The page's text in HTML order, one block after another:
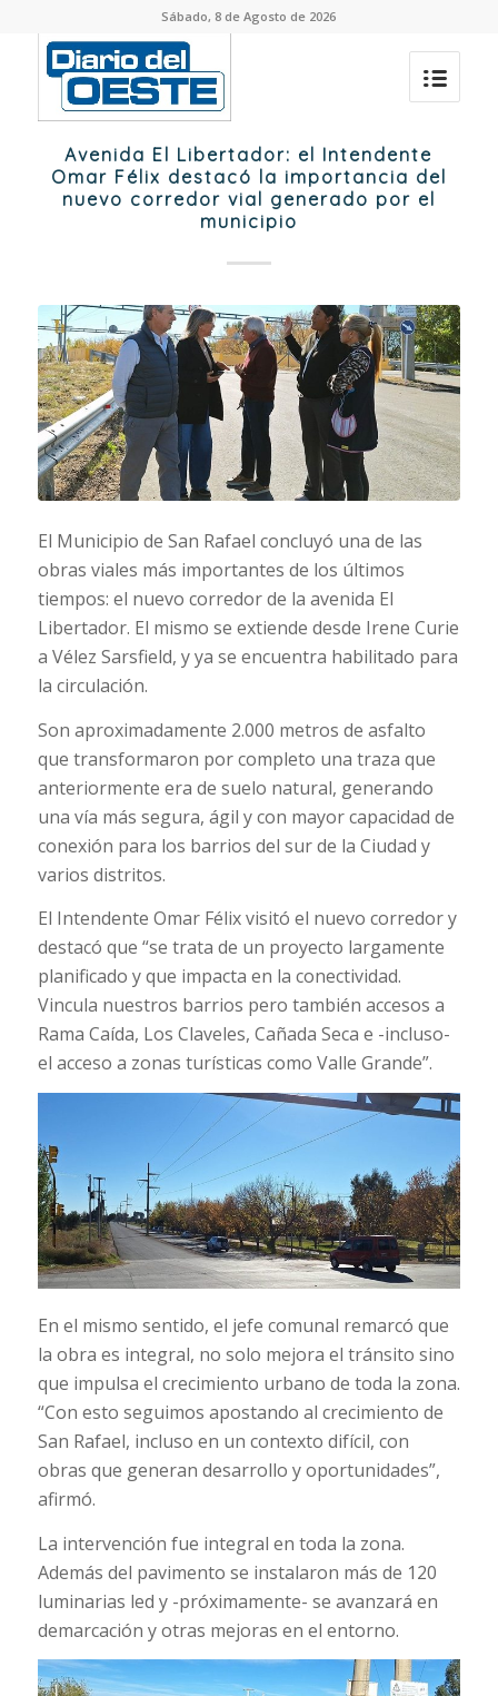
Sábado, 8 de Agosto de 2026
Avenida El Libertador: el Intendente
Omar Félix destacó la importancia del
nuevo corredor vial generado por el
municipio
El Municipio de San Rafael concluyó una de las
obras viales más importantes de los últimos
tiempos: el nuevo corredor de la avenida El
Libertador. El mismo se extiende desde Irene Curie
a Vélez Sarsfield, y ya se encuentra habilitado para
la circulación.
Son aproximadamente 2.000 metros de asfalto
que transformaron por completo una traza que
anteriormente era de suelo natural, generando
una vía más segura, ágil y con mayor capacidad de
conexión para los barrios del sur de la Ciudad y
varios distritos.
El Intendente Omar Félix visitó el nuevo corredor y
destacó que “se trata de un proyecto largamente
planificado y que impacta en la conectividad.
Vincula nuestros barrios pero también accesos a
Rama Caída, Los Claveles, Cañada Seca e -incluso-
el acceso a zonas turísticas como Valle Grande”.
En el mismo sentido, el jefe comunal remarcó que
la obra es integral, no solo mejora el tránsito sino
que impulsa el crecimiento urbano de toda la zona.
“Con esto seguimos apostando al crecimiento de
San Rafael, incluso en un contexto difícil, con
obras que generan desarrollo y oportunidades”,
afirmó.
La intervención fue integral en toda la zona.
Además del pavimento se instalaron más de 120
luminarias led y -próximamente- se avanzará en
demarcación y otras mejoras en el entorno.